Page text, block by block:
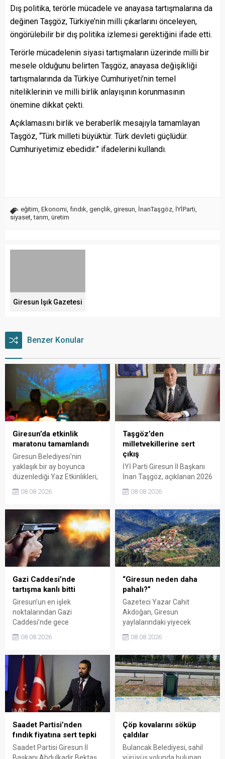
Dış politika, terörle mücadele ve anayasa tartışmalarına da
değinen Taşgöz, Türkiye’nin milli çıkarlarını önceleyen,
öngörülebilir bir dış politika izlemesi gerektiğini ifade etti.
Terörle mücadelenin siyasi tartışmaların üzerinde milli bir
mesele olduğunu belirten Taşgöz, anayasa değişikliği
tartışmalarında da Türkiye Cumhuriyeti’nin temel
niteliklerinin ve milli birlik anlayışının korunmasının
önemine dikkat çekti.
Açıklamasını birlik ve beraberlik mesajıyla tamamlayan
Taşgöz, “Türk milleti büyüktür. Türk devleti güçlüdür.
Cumhuriyetimiz ebedidir.” ifadelerini kullandı.
eğitim, Ekonomi, fındık, gençlik, giresun, İnanTaşgöz, İYİParti,
siyaset,tarım, üretim
Giresun Işık Gazetesi
Benzer Konular
Giresun’da etkinlik
maratonu tamamlandı
Giresun Belediyesi'nin
yaklaşık bir ay boyunca
düzenlediği Yaz Etkinlikleri,
sanat ve eğlenceyle
organizasyonun ardından
Kadın El Emeği Pazarı'nın
süresi de 16 Ağustos'a
kadar uzatıldı.
08.08.2026
Taşgöz’den
milletvekillerine sert
çıkış
İYİ Parti Giresun İl Başkanı
İnan Taşgöz, açıklanan 2026
üzerinden iktidar
eleştirdi. Taşgöz, üreticinin
emeğinin karşılığını
alamadığını savunarak,
Giresun milletvekillerini
sessiz kalmakla suçladı.
08.08.2026
Gazi Caddesi’nde
tartışma kanlı bitti
Giresun’un en işlek
noktalarından Gazi
Caddesi’nde gece
kavgada A.E. ayağından
bölgede kısa süreli panik
yaşanırken polis geniş çaplı
soruşturma başlattı.
08.08.2026
“Giresun neden daha
pahalı?”
Gazeteci Yazar Cahit
Akdoğan, Giresun
yaylalarındaki yiyecek
belirgin biçimde yüksek
Valiliği, Tarım ve Orman İl
Müdürlüğü ile ilgili kurumları
denetime çağırdı. Akdoğan,
yüzde 50’ye ulaşan fiyat
farklarının araştırılması
gerektiğini söyledi.
08.08.2026
Saadet Partisi’nden
fındık fiyatına sert tepki
Saadet Partisi Giresun İl
Başkanı Abdulkadir Bektaş,
Çöp kovalarını söküp
çaldılar
Bulancak Belediyesi, sahil
yürüyüş yolunda bulunan